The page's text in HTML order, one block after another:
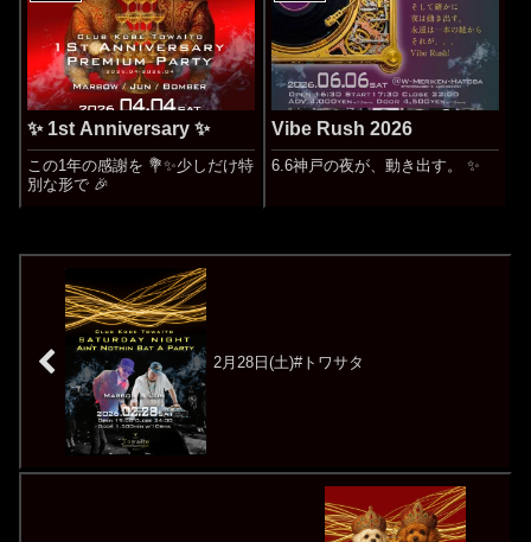
✨ 1st Anniversary ✨
この1年の感謝を 💐✨少しだけ特
別な形で 🎉
Vibe Rush 2026
6.6神戸の夜が、動き出す。 ✨
2月28日(土)#トワサタ